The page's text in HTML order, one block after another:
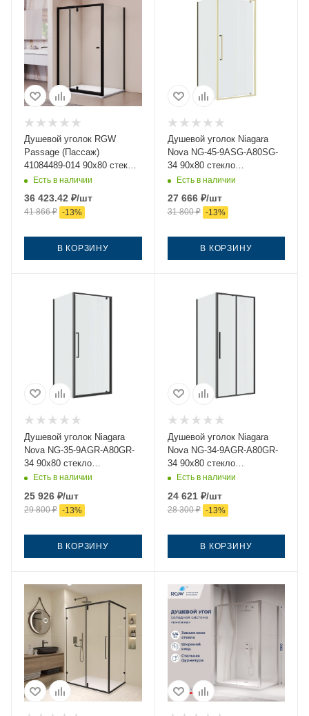
Душевой уголок RGW
Passage (Пассаж)
41084489-014 90х80 стекло
прозрачное профиль
черный без поддона
Есть в наличии
36 423.42 ₽/шт
41 866₽ -13%
В КОРЗИНУ
Душевой уголок Niagara
Nova NG-45-9ASG-A80SG-
34 90х80 стекло
прозрачное профиль
золото без поддона
Есть в наличии
27 666₽/шт
31 800₽ -13%
В КОРЗИНУ
Душевой уголок Niagara
Nova NG-35-9AGR-A80GR-
34 90х80 стекло
прозрачное профиль
Есть в наличии
25 926 ₽/шт
29 800₽ -13%
В КОРЗИНУ
Душевой уголок Niagara
Nova NG-34-9AGR-A80GR-
34 90х80 стекло
прозрачное профиль
Есть в наличии
24 621₽/шт
28 300₽ -13%
В КОРЗИНУ